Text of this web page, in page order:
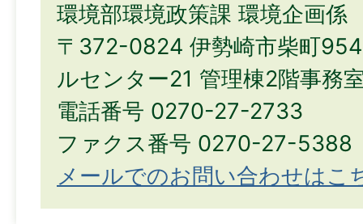
環境部環境政策課 環境企画係
〒372-0824 伊勢崎市柴町
ルセンター21 管理棟2階事務
電話番号 0270-27-2733
ファクス番号 0270-27-5388
メールでのお問い合わせはこ